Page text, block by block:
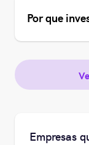
Por que
Empresas